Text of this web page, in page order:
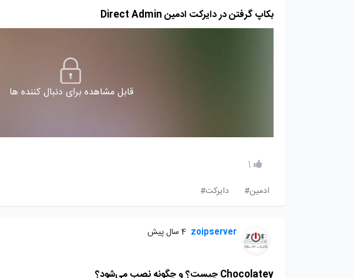
بکاپ گرفتن در دایرکت ادمین Direct Admin
قابل مشاهده برای دنبال کننده ها
1
ادمین#
دایرکت#
zoipserver 4 سال پیش